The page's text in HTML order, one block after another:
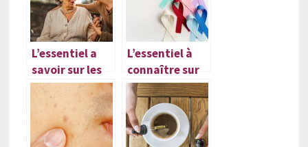
L’essentiel a
savoir sur les
residences
seniors
L’essentiel à
connaître sur
le cancer et son
diagnostic